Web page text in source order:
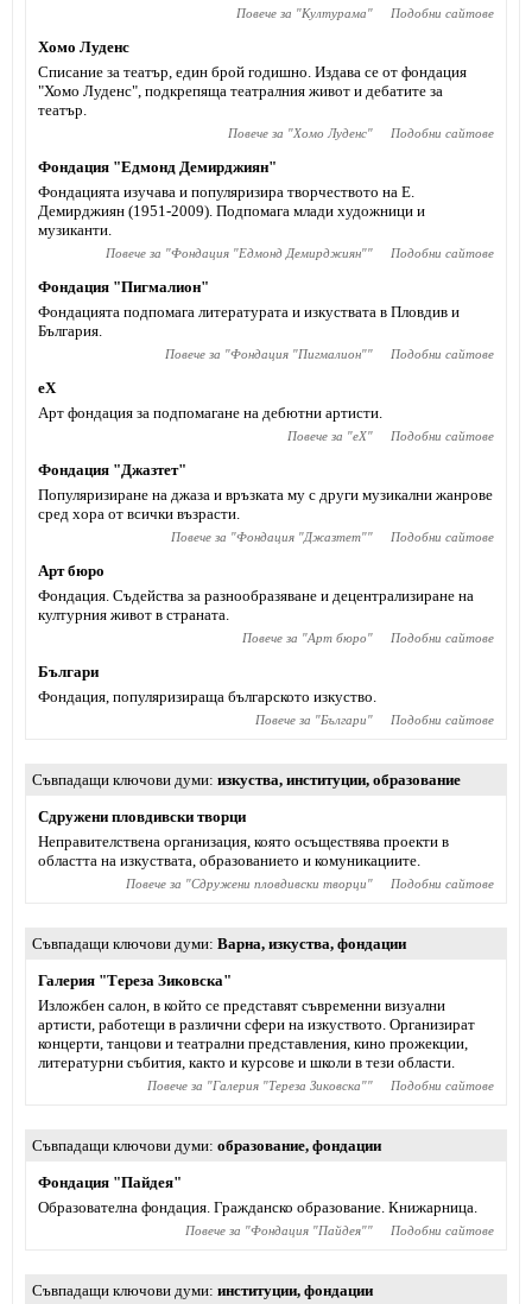
Повече за "Културама" Подобни сайтове
Хомо Луденс
Списание за театър, един брой годишно. Издава се от фондация
"Хомо Луденс", подкрепяща театралния живот и дебатите за
театър.
Повече за "Хомо Луденс" Подобни сайтове
Фондация "Едмонд Демирджиян"
Фондацията изучава и популяризира творчеството на Е.
Демирджиян (1951-2009). Подпомага млади художници и
музиканти.
Повече за "Фондация "Едмонд Демирджиян"" Подобни сайтове
Фондация "Пигмалион"
Фондацията подпомага литературата и изкуствата в Пловдив и
България.
Повече за "Фондация "Пигмалион"" Подобни сайтове
eX
Арт фондация за подпомагане на дебютни артисти.
Повече за "eX" Подобни сайтове
Фондация "Джазтет"
Популяризиране на джаза и връзката му с други музикални жанрове
сред хора от всички възрасти.
Повече за "Фондация "Джазтет"" Подобни сайтове
Арт бюро
Фондация. Съдейства за разнообразяване и децентрализиране на
културния живот в страната.
Повече за "Арт бюро" Подобни сайтове
Българи
Фондация, популяризираща българското изкуство.
Повече за "Българи" Подобни сайтове
Съвпадащи ключови думи изкуства, институции, образование
Сдружени пловдивски творци
Неправителствена организация, която осъществява проекти в
областта на изкуствата, образованието и комуникациите.
Повече за "Сдружени пловдивски творци" Подобни сайтове
Съвпадащи ключови думи Варна, изкуства, фондации
Галерия "Тереза Зиковска"
Изложбен салон, в който се представят съвременни визуални
артисти, работещи в различни сфери на изкуството. Организират
концерти, танцови и театрални представления, кино прожекции,
литературни събития, както и курсове и школи в тези области.
Повече за "Галерия "Тереза Зиковска"" Подобни сайтове
Съвпадащи ключови думи образование, фондации
Фондация "Пайдея"
Образователна фондация. Гражданско образование. Книжарница.
Повече за "Фондация "Пайдея"" Подобни сайтове
Съвпадащи ключови думи институции, фондации